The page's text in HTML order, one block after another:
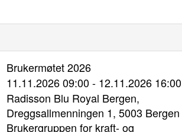
Brukermøtet 2026
11.11.2026 09:00 - 12.11.2026 16:00
Radisson Blu Royal Bergen,
Dreggsallmenningen 1, 5003 Bergen
Brukergruppen for kraft- og